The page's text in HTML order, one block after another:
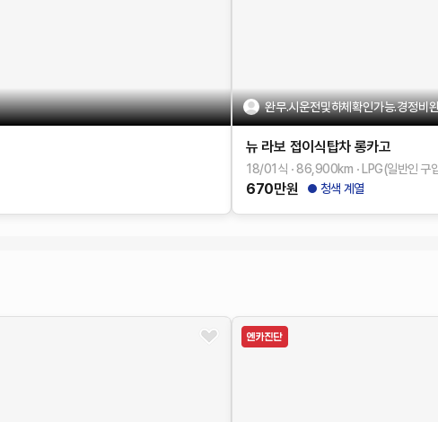
완무.시운전및하체확인가능.경정비
뉴 라보 접이식탑차 롱카고
18/01식 86,900km LPG(일반인 구
670만원 청색 계열